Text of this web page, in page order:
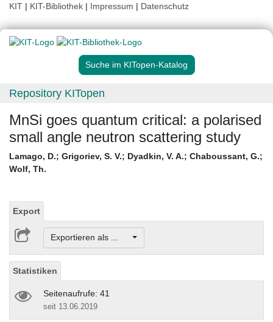
KIT | KIT-Bibliothek | Impressum | Datenschutz
Suche im KITopen-Katalog
Repository KITopen
MnSi goes quantum critical: a polarised
small angle neutron scattering study
Lamago, D.; Grigoriev, S. V.; Dyadkin, V. A.; Chaboussant, G.;
Wolf, Th.
Export
Exportieren als ...
Statistiken
Seitenaufrufe: 41
seit 13.06.2019